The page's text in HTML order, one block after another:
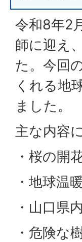
令和8年2
師に迎え
た。今回
くれる地
ました。
主な内容
・桜の開
・地球温
・山口県
・危険な